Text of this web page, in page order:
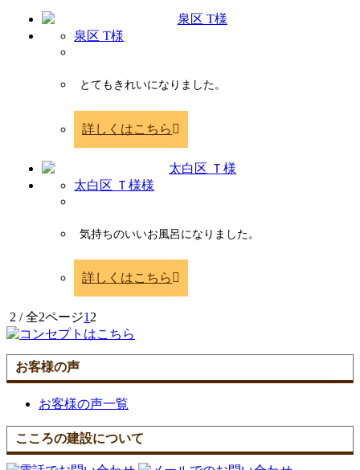
泉区 T様
とてもきれいになりました。
詳しくはこちら
太白区 Ｔ様様
気持ちのいいお風呂になりました。
詳しくはこちら
2 / 全2ページ12
お客様の声
お客様の声一覧
こころの建設について